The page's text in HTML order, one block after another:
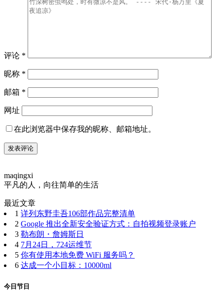
评论 *
昵称 *
邮箱 *
网址
在此浏览器中保存我的昵称、邮箱地址。
maqingxi
平凡的人，向往简单的生活
最近文章
1 详列东野圭吾106部作品完整清单
2 Google 推出全新安全验证方式：自拍视频登录账户
3 勒布朗・詹姆斯日
4 7月24日，724运维节
5 你有使用本地免费 WiFi 服务吗？
6 达成一个小目标：10000ml
今日节日